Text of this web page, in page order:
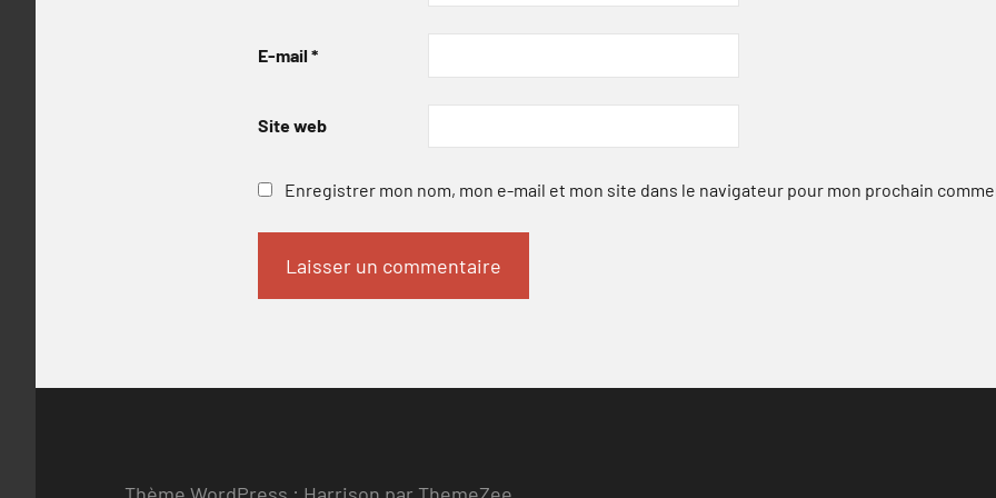
E-mail *
Site web
Enregistrer mon nom, mon e-mail et mon site dans le navigateur pour mon prochain